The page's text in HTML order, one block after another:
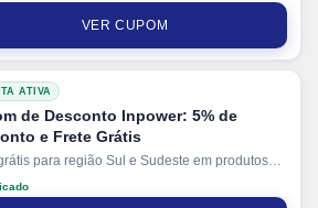
VER CUPOM
ATIVA
de Desconto Inpower: 5% de
e Frete Grátis
para região Sul e Sudeste em produtos
Parcele suas compras em até 12x sem
cartão. Ganhe + 15% de desconto em